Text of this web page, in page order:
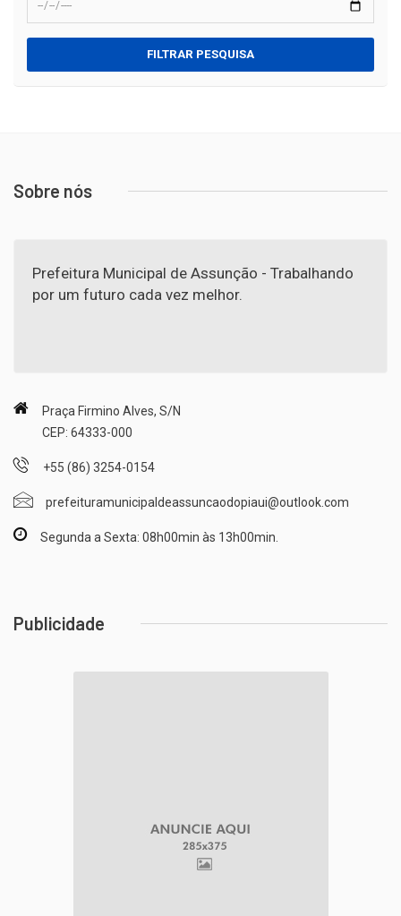
FILTRAR PESQUISA
Sobre nós
Prefeitura Municipal de Assunção - Trabalhando
por um futuro cada vez melhor.
Praça Firmino Alves, S/N
CEP: 64333-000
+55 (86) 3254-0154
prefeituramunicipaldeassuncaodopiaui@outlook.com
Segunda a Sexta: 08h00min às 13h00min.
Publicidade